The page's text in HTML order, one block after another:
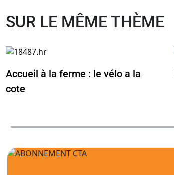
SUR LE MÊME THÈME
Accueil à la ferme : le vélo a la
cote